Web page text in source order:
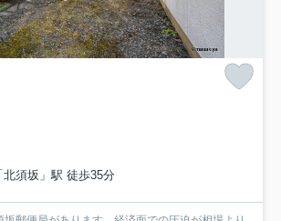
須坂」駅 徒歩35分